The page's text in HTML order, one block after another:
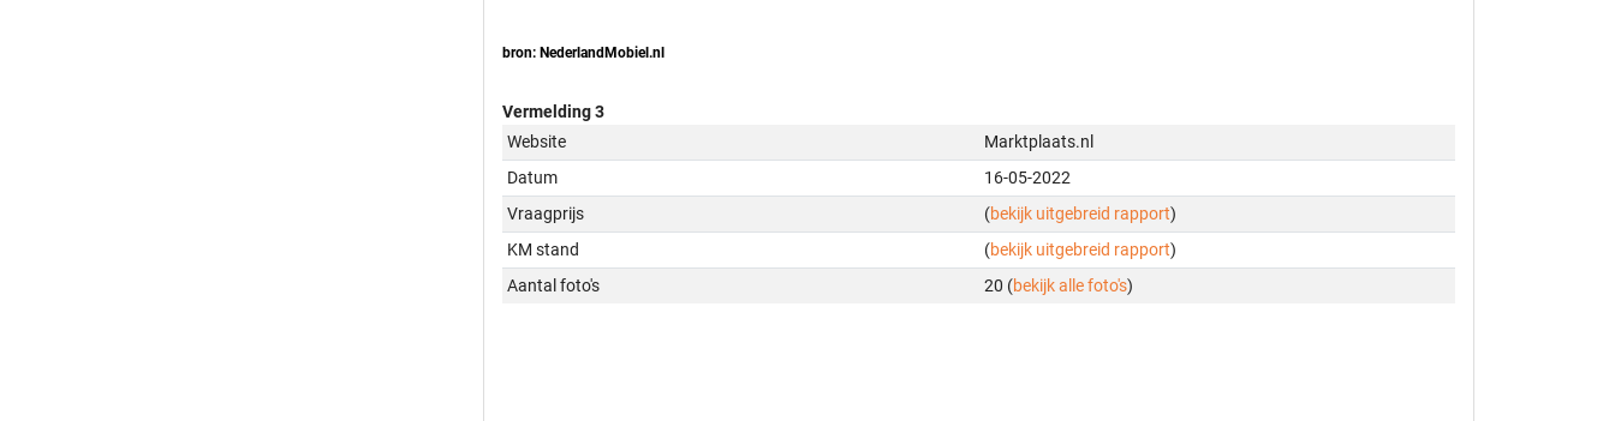
bron: NederlandMobiel.nl
Vermelding 3
Website
Marktplaats.nl
Datum
16-05-2022
Vraagprijs
(bekijk uitgebreid rapport)
KM stand
(bekijk uitgebreid rapport)
Aantal foto's
20 (bekijk alle foto's)